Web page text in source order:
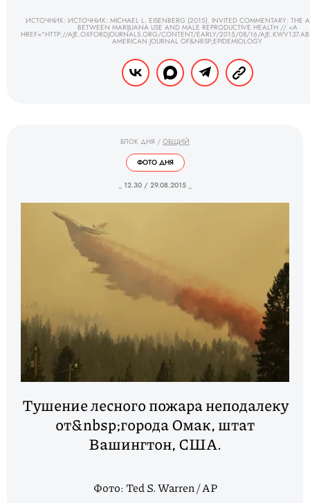
ИСТОЧНИК: ИСТОЧНИК: MICHAEL L. EISENBERG (2015). INVITED COMMENTARY: THE
BETWEEN MARIJUANA USE AND MALE REPRODUCTIVE HEALTH // <A
HREF="HTTP://AJE.OXFORDJOURNALS.ORG/CONTENT/EARLY/2015/08/16/
AMERICAN JOURNAL OF&NBSP;EPIDEMIOLOGY
БЛОК ДНЯ / ОБЩИЙ
ФОТО ДНЯ
_ 12.30 / 29.08.2015 _
Тушение лесного пожара неподалеку
от&nbsp;города Омак, штат
Вашингтон, США.
Фото: Ted S. Warren / AP